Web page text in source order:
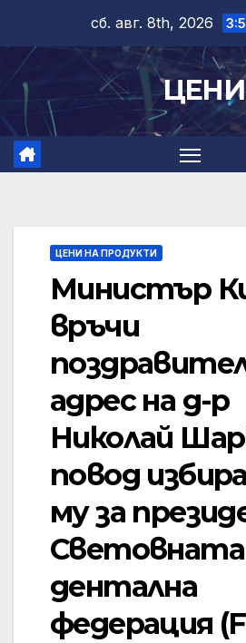
content
сб. авг. 8th, 2026
ЦЕНИ
ЦЕНИ НА ПРОДУКТИ
Министър
връчи
адрес на д-р
Николай
повод
му за
Световната
дентална
федерация